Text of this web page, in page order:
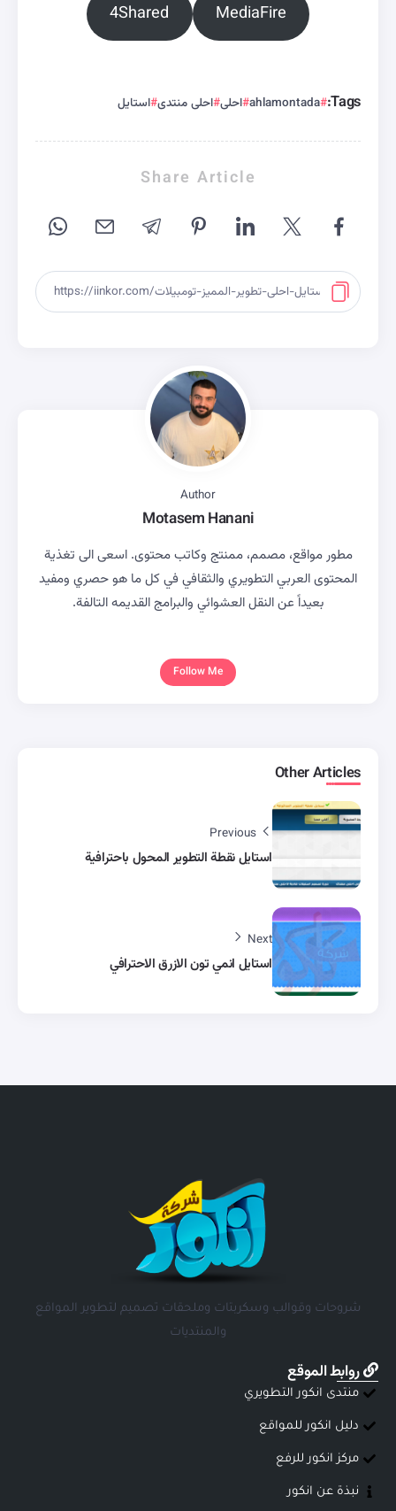
MediaFire
4Shared
Tags:
ahlamontada احلى احلى منتدى استايل
Share Article
Author
Motasem Hanani
مطور مواقع، مصمم، ممنتج وكاتب محتوى. اسعى الى تغذية
المحتوى العربي التطويري والثقافي في كل ما هو حصري ومفيد
بعيداً عن النقل العشوائي والبرامج القديمه التالفة.
Follow Me
Other Articles
Previous
استايل نقطة التطوير المحول باحترافية
Next
استايل انمي تون الازرق الاحترافي
شروحات وقوالب وسكربتات وملحقات تصميم لتطوير المواقع
والمنتديات
روابط الموقع
منتدى انكور التطويري
دليل انكور للمواقع
مركز انكور للرفع
نبذة عن انكور